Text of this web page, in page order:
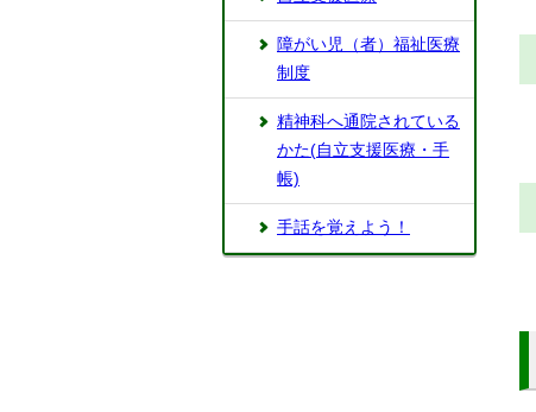
障がい児（者）福祉医療
制度
精神科へ通院されている
かた(自立支援医療・手
帳)
手話を覚えよう！